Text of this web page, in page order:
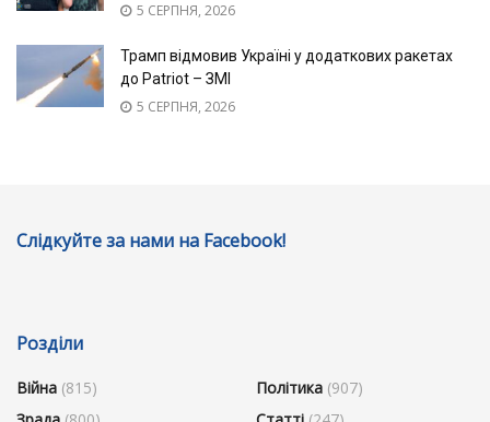
5 СЕРПНЯ, 2026
Трамп відмовив Україні у додаткових ракетах
до Patriot – ЗМІ
5 СЕРПНЯ, 2026
Слідкуйте за нами на Facebook!
Розділи
Війна (815)
Політика (907)